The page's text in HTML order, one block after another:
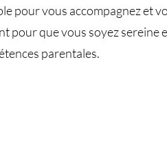
pour vous accompagnez et
pour que vous soyez sereine
parentales.